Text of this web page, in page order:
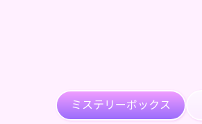
ミステリーボックス